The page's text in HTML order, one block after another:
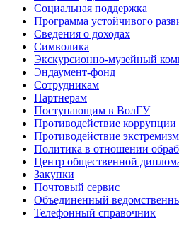
Социальная поддержка
Программа устойчивого
Сведения о доходах
Символика
Экскурсионно-музейный
Эндаумент-фонд
Сотрудникам
Партнерам
Поступающим в ВолГУ
Противодействие коррупции
Противодействие
Политика в отношении
Центр общественной
Закупки
Почтовый сервис
Объединенный
Телефонный справочник